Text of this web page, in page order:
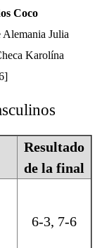
Coco
Julia
Karolína
Resultado
de la final
6-3, 7-6